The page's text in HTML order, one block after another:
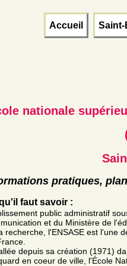
Accueil Saint-
nationale
pratiques,
faut savoir :
public administratif
et du Ministère de
recherche, l'ENSASE est l'une
depuis sa création (1971)
en coeur de ville, l'École